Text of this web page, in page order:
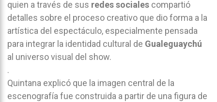
quien a través de sus redes sociales compartió
detalles sobre el proceso creativo que dio forma a la
artística del espectáculo, especialmente pensada
para integrar la identidad cultural de Gualeguaychú
al universo visual del show.
.
Quintana explicó que la imagen central de la
escenografía fue construida a partir de una figura de